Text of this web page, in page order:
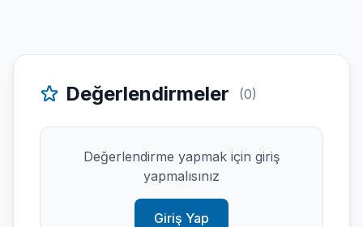
Değerlendirmeler (0)
Değerlendirme yapmak için giriş
yapmalısınız
Giriş Yap